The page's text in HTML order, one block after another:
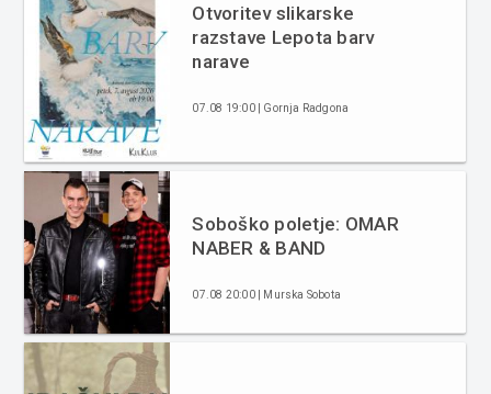
Otvoritev slikarske
razstave Lepota barv
narave
07.08 19:00 | Gornja Radgona
Soboško poletje: OMAR
NABER & BAND
07.08 20:00 | Murska Sobota